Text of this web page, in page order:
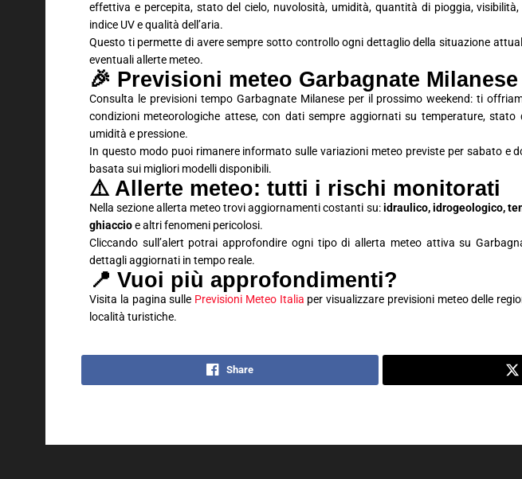
effettiva e percepita, stato del cielo, nuvolosità, umidità, quantità di pioggia,
indice UV e qualità dell’aria.
Questo ti permette di avere sempre sotto controllo ogni dettaglio della situazione
eventuali allerte meteo.
🎉 Previsioni meteo Garbagnate
Consulta le previsioni tempo Garbagnate Milanese per il prossimo weekend: ti
condizioni meteorologiche attese, con dati sempre aggiornati su temperature, stato
umidità e pressione.
In questo modo puoi rimanere informato sulle variazioni meteo previste per sabato e
basata sui migliori modelli disponibili.
⚠️ Allerte meteo: tutti i rischi monitorati
Nella sezione allerta meteo trovi aggiornamenti costanti su:idraulico, idrogeologico,
ghiaccioe altri fenomeni pericolosi.
Cliccando sull’alert potrai approfondire ogni tipo di allerta meteo attiva su
dettagli aggiornati in tempo reale.
📍 Vuoi più approfondimenti?
Visita la pagina sulle Previsioni Meteo Italia per visualizzare previsioni meteo delle
località turistiche.
Share